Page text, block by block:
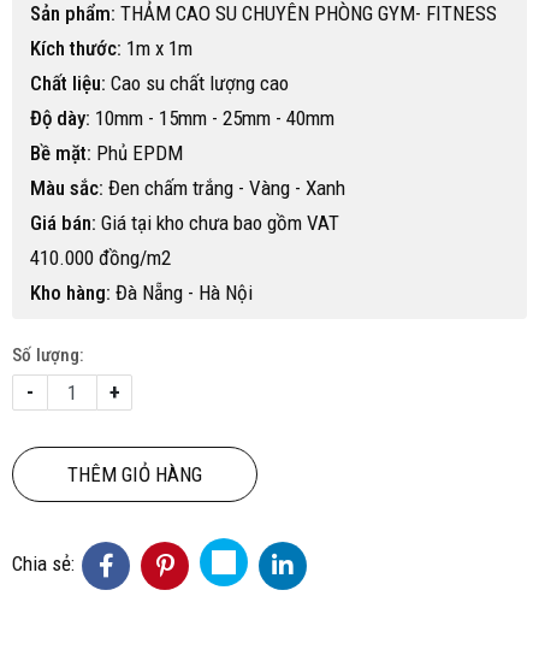
Sản phẩm: THẢM CAO SU CHUYÊN PHÒNG GYM- FITNESS
Kích thước: 1m x 1m
Chất liệu: Cao su chất lượng cao
Độ dày: 10mm - 15mm - 25mm - 40mm
Bề mặt: Phủ EPDM
Màu sắc: Đen chấm trắng - Vàng - Xanh
Giá bán: Giá tại kho chưa bao gồm VAT
410.000 đồng/m2
Kho hàng: Đà Nẵng - Hà Nội
Số lượng:
- +
THÊM GIỎ HÀNG
Chia sẻ: